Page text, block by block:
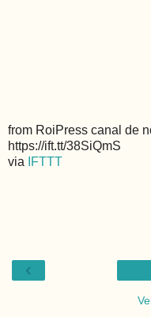
from RoiPress canal de
https://ift.tt/38SiQmS
via
IFTTT
‹